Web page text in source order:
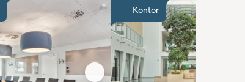
på Amager
Fleksible kontorer i Globetrotterhuset
Kontor